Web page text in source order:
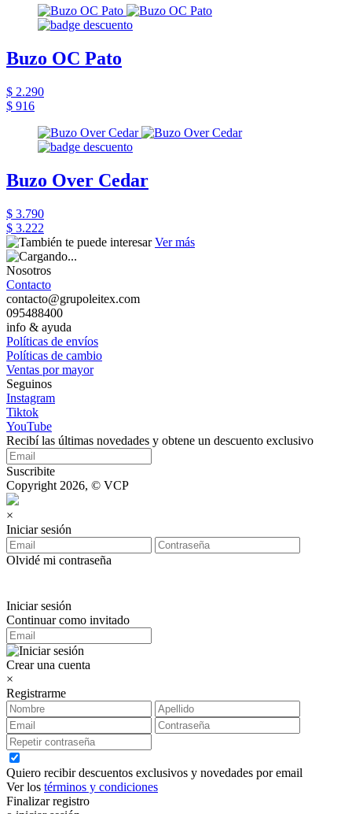
Buzo OC Pato
$ 2.290
$ 916
Buzo Over Cedar
$ 3.790
$ 3.222
Ver más
Nosotros
Contacto
contacto@grupoleitex.com
095488400
info & ayuda
Políticas de envíos
Políticas de cambio
Ventas por mayor
Seguinos
Instagram
Tiktok
YouTube
Recibí las últimas novedades y obtene un descuento exclusivo
Suscribite
Copyright 2026, © VCP
×
Iniciar sesión
Olvidé mi contraseña
Iniciar sesión
Continuar como invitado
Crear una cuenta
×
Registrarme
Quiero recibir descuentos exclusivos y novedades por email
Ver los términos y condiciones
Finalizar registro